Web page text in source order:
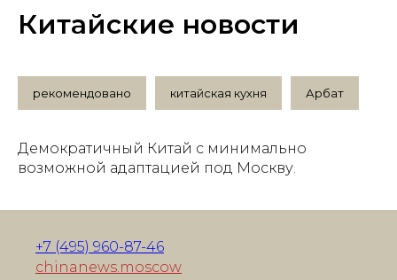
Китайские новости
рекомендовано китайская кухня Арбат
Демократичный Китай с минимально
возможной адаптацией под Москву.
+7 (495) 960-87-46
chinanews.moscow